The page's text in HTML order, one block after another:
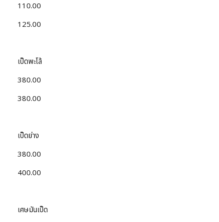
110.00
125.00
เป็ดพะโล้
380.00
380.00
เป็ดย่าง
380.00
400.00
เศษมันเป็ด